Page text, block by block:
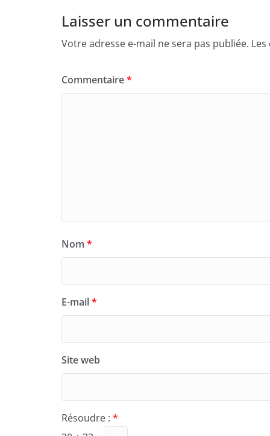
Laisser un commentaire
Votre adresse e-mail ne sera pas publiée.
Commentaire*
Nom *
E-mail*
Site web
Résoudre : *